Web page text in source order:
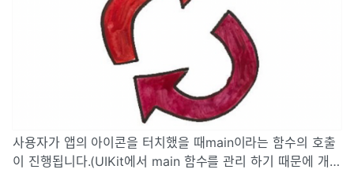
사용자가 앱의 아이콘을 터치했을 때main이라는 함수의 호출
이 진행됩니다.(UIKit에서 main 함수를 관리 하기 때문에 개발